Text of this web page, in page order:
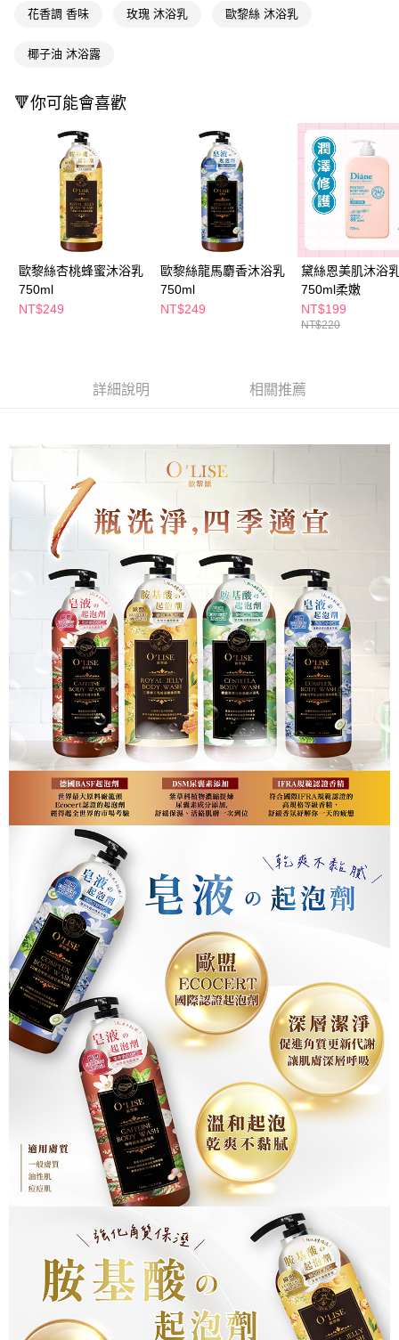
２．便利：只要手機號碼，簡訊認證，即可結帳。
３．安心：先確認商品／服務後，再付款。
【「AFTEE先享後付」結帳流程】
２．訂單成立數日內，您將收到繳費通知簡訊。
ATM／網路銀行／等多元方式進行付款，方視為交易完成。
※ 請注意：結帳手續完成當下不需立刻繳費，但若您需要取消訂單，請聯絡
購買商品的店家。未經商家同意取消之訂單仍視為有效，需透過AFTEE先享
後付繳納相關費用。
※ 交易是否成功請以「AFTEE先享後付 」之結帳頁面顯示為準，若有關於
是否繳費成功／繳費後需取消欲退款等相關疑問，請聯繫「AFTEE先享後付
客戶支援中心」https://netprotections.freshdesk.com/support/home
【注意事項】
１．透過由恩沛科技股份有限公司提供之「AFTEE先享後付」服務完成之交
易，需依本服務之必要範圍內提供個人資料，並將交易相關給付款項請求債
權轉讓予恩沛科技股份有限公司。
恩沛科技股份有限公司將有權停止該用戶之使用額度並採取法律行動。
每筆NT$65，滿NT$390(含以上)免運費
每筆NT$65，滿NT$390(含以上)免運費
萊爾富取貨付款
每筆NT$65，滿NT$490(含以上)免運費
付款後萊爾富取貨
每筆NT$65，滿NT$490(含以上)免運費
每筆NT$65，滿NT$490(含以上)免運費
付款後7-11取貨
每筆NT$100，滿NT$790(含以上)免運費
每筆NT$80，滿NT$290(含以上)免運費
花香調 香味 玫瑰 沐浴乳 歐黎絲 沐浴乳
椰子油 沐浴露
🔻你可能會喜歡
歐黎絲杏桃蜂蜜沐浴乳
750ml
NT$249
歐黎絲龍馬麝香沐浴乳
750ml
NT$249
黛絲恩美肌沐浴
750ml柔嫩
NT$199
NT$220
詳細說明 相關推薦